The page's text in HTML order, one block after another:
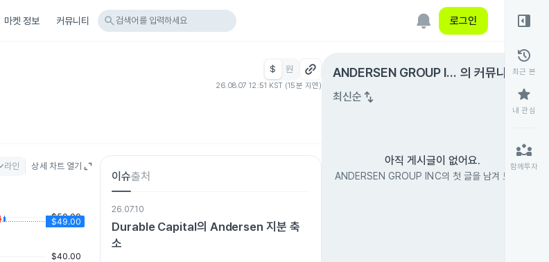
마켓 정보 커뮤니티 search 검색어를 입력하세요 로그인
$ 원
26.08.07 12:51 KST (15분 지연)
라인 상세 차트 열기
이슈출처
26.07.10
Durable Capital의 Andersen 지분 축
소
ANDERSEN GROUP IN
C
의 커뮤니티expand_circle_right
최신순 swap_vert
아직 게시글이 없어요.
ANDERSEN GROUP INC의 첫 글을 남겨 보세요.
right_panel_open
history
최근 본
star
내 관심
partner_exchange
함께투자